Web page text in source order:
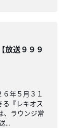
放送９９９
年５月３１
る『レキオス
、ラウンジ常
...